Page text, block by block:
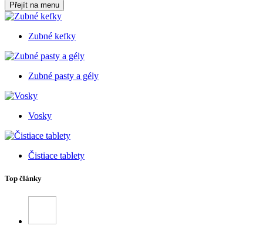
Přejít na menu
Zubné kefky
Zubné pasty a gély
Vosky
Čistiace tablety
Top články